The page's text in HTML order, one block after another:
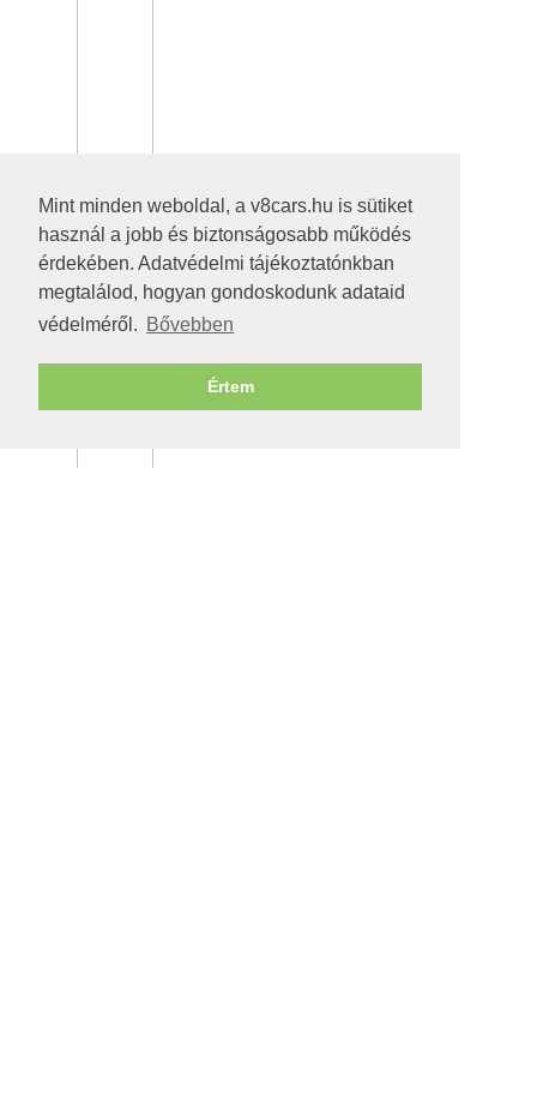
Mint minden weboldal, a v8cars.hu is sütiket
használ a jobb és biztonságosabb működés
érdekében. Adatvédelmi tájékoztatónkban
megtalálod, hogyan gondoskodunk adataid
védelméről. Bővebben
Értem